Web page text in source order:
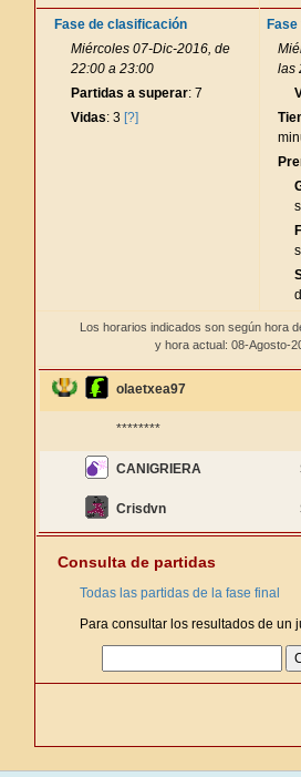
Fase de clasificación
Miércoles 07-Dic-2016, de
22:00 a 23:00
Partidas a superar: 7
Vidas: 3 [?]
Fase
las
Los horarios indicados son según hora
y hora actual: 08-Agosto-
olaetxea97
********
CANIGRIERA
Crisdvn
Consulta de partidas
Todas las partidas de la fase final
Para consultar los resultados de un